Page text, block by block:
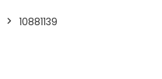
‎10881139